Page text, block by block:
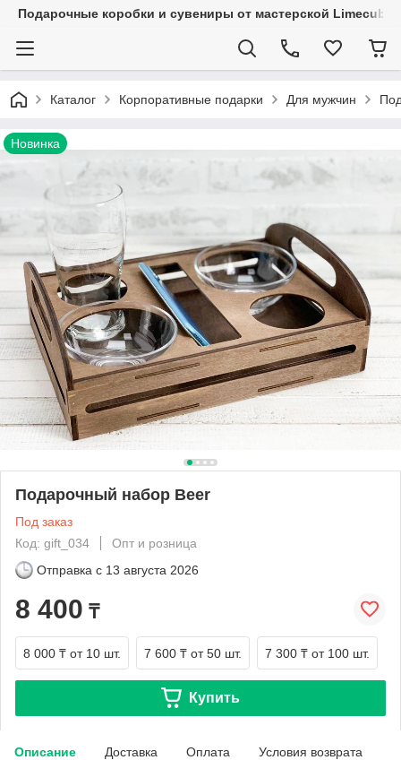
Подарочные коробки и сувениры от мастерской Limecube
Каталог Корпоративные подарки Для мужчин
Новинка
Подарочный набор Вееr
Под заказ
Код: gift_034
Опт и розница
Отправка с 13 августа 2026
8 400 ₸
8 000 ₸ от 10 шт. 7 600 ₸ от 50 шт. 7 300 ₸ от 100 шт.
Купить
Описание Доставка Оплата Условия возврата